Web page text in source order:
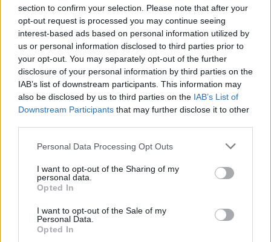
section to confirm your selection. Please note that after your
opt-out request is processed you may continue seeing
interest-based ads based on personal information utilized by
us or personal information disclosed to third parties prior to
your opt-out. You may separately opt-out of the further
disclosure of your personal information by third parties on the
IAB’s list of downstream participants. This information may
also be disclosed by us to third parties on the IAB’s List of
Downstream Participants that may further disclose it to other
Personal Data Processing Opt Outs
I want to opt-out of the Sharing of my
personal data.
Opted In
I want to opt-out of the Sale of my
Personal Data.
Opted In
ΔΕΙΤΕ ΕΠΙΣΗΣ
ΣΤΗΝ ΙΔΙΑ ΚΑΤΗΓΟΡΙΑ
Ιταλία: 27 μεγάλες πόλεις στο
υψηλότερο επίπεδο
συναγερμού
Τεργέστη ως το Παλέρμο, το υπουργείο
πόλεις στο υψηλότερο επίπεδο
συναγερμού, καθώς εντείνεται το
Προφυλακίστηκε ο Αφγανός για